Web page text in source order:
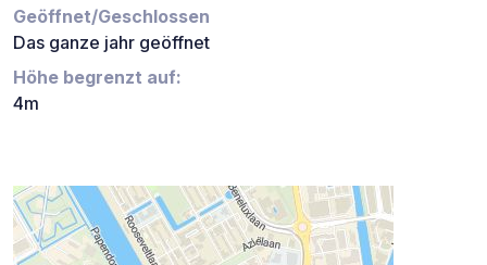
Geöffnet/Geschlossen
Das ganze jahr geöffnet
Höhe begrenzt auf:
4m